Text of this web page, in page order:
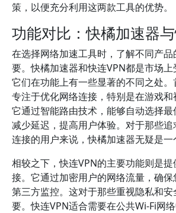
策，以便充分利用这两款工具的优势。
功能对比：快橘加速器
在选择网络加速工具时，了解不同产
要。快橘加速器和快连VPN都是市场
它们在功能上有一些显著的不同之处
专注于优化网络连接，特别是在游戏和
它通过智能路由技术，能够自动选择
减少延迟，提高用户体验。对于那些
连接的用户来说，快橘加速器无疑是一
相较之下，快连VPN的主要功能则是
接。它通过加密用户的网络流量，确
第三方监控。这对于那些重视隐私和
要。快连VPN适合需要在公共Wi-Fi网